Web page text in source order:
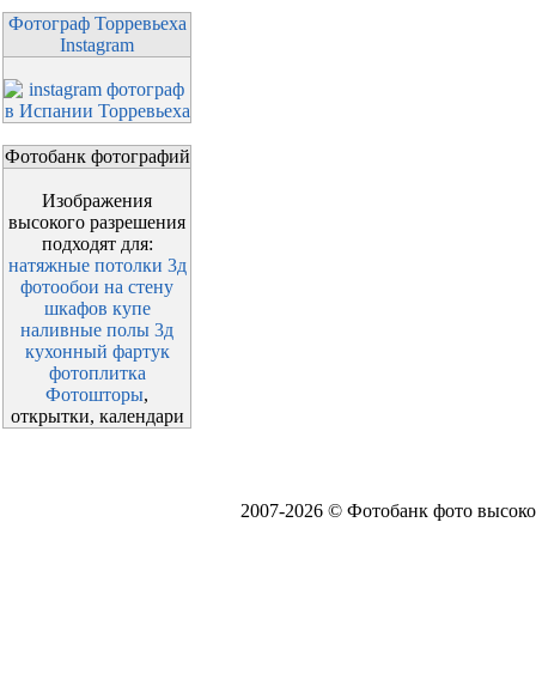
Фотограф Торревьеха
Instagram
Фотобанк фотографий
Изображения
высокого разрешения
подходят для:
натяжные потолки 3д
фотообои на стену
шкафов купе
наливные полы 3д
кухонный фартук
фотоплитка
Фотошторы,
открытки, календари
2007-2026 © Фотобанк фото